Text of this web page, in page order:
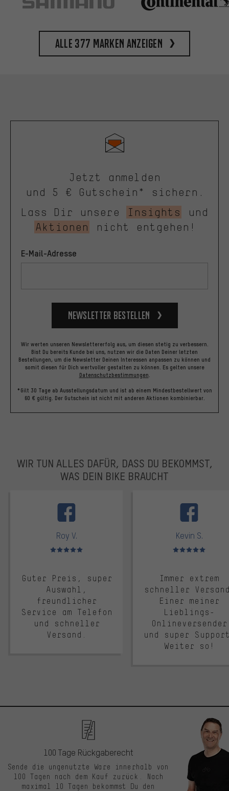
Alle 377 Marken anzeigen
Jetzt anmelden
und 5 € Gutschein* sichern.
Lass Dir unsere
Insights
und
Aktionen
nicht entgehen!
E-Mail-Adresse
Newsletter bestellen
Wir werten unseren Newslettererfolg aus, um diesen stetig zu verbessern.
Bist Du bereits Kunde bei uns, nutzen wir die Daten Deiner letzten
Bestellungen, um die Newsletter Deinen Interessen anpassen zu können und
somit diesen für Dich wertvoller gestalten zu können. Es gelten unsere
Datenschutzbestimmungen
*Gilt 30 Tage ab Ausstellungsdatum und ist ab einem Mindestbestellwert von
60 € gültig. Der Gutschein ist nicht mit anderen Aktionen kombinierbar.
WIR TUN ALLES DAFÜR, DASS DU BEKOMMST,
WAS DEIN BIKE BRAUCHT
Roy V.
Bewertungen: 5 von 5
Guter Preis, super
Auswahl,
freundlicher
Service am Telefon
und schneller
Versand.
Kevin S.
Bewertungen: 5 von 5
Immer extrem
schneller
Einer meiner
Lieblings-
Onlineversender
und super
Weiter so!
100 Tage Rückgaberecht
Sende die ungenutzte Ware innerhalb von
100 Tagen nach dem Kauf zurück. Nach
maximal 10 Tagen bekommst Du den